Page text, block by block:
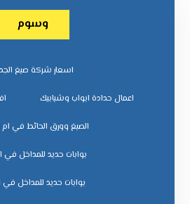
وسوم
اسعار شركة صبغ
اعمال حدادة ابواب وشبابيك
الصبغ وورق الحائط في ام
بوابات حديد للمداخل في
بوابات حديد للمداخل في